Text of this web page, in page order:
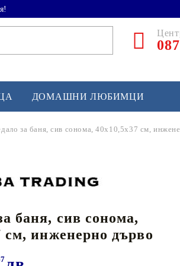
и софтбол
и лакрос
спортно оборудване
ДОМАШНИ ЛЮБИМЦИ
за баня, сив сонома, 40x10,5x37 см,
баня, сив сонома,
см, инженерно дърво